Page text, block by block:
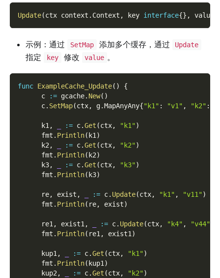
Update(ctx context . Context , key interface{} , value
示例：通过 SetMap 添加多个缓存，通过 Update
指定 key 修改 value 。
func ExampleCache_Update( )
{
      c
:= gcache. New( )
      c
. SetMap(ctx, g.MapAnyAny{"k1" : "v1" , "k2" :
      k1
, := c.Get (ctx, "k1")
      fmt
. Println( k1 )
      k2
, := c.Get (ctx, "k2")
      fmt
. Println( k2)
      k3
, := c.Get (ctx, "k3")
      fmt
. Println( k3)
      re
, exist , := c. Update(ctx, "k1" , "v11")
      fmt
. Println( re, exist)
      re1
, exist1 , := c. Update(ctx, "k4" , "v44"
      fmt
. Println( re1 , exist1 )
      kup1
, := c.Get (ctx, "k1")
      fmt
. Println( kup1 )
      kup2
, := c.Get (ctx, "k2")